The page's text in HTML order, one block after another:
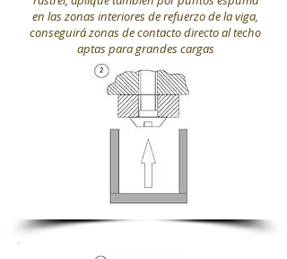
en las zonas interiores de refuerzo de la viga,
conseguirá zonas de contacto directo al techo
aptas para grandes cargas